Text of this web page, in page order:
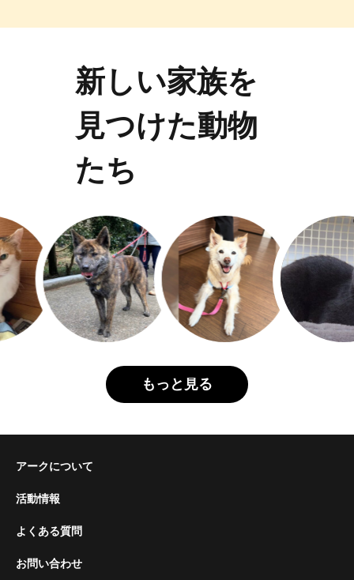
新しい家族を
見つけた動物
たち
もっと見る
アークについて
活動情報
よくある質問
お問い合わせ